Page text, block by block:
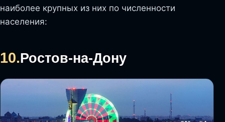
наиболее крупных из них по численности
населения:
10.Ростов-на-Дону